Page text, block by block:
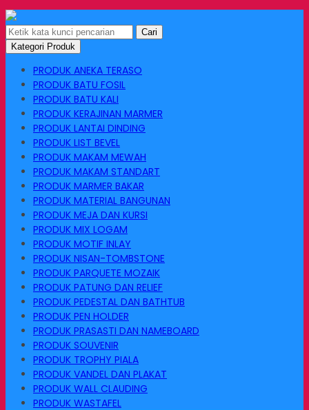
Cari
Kategori Produk
PRODUK ANEKA TERASO
PRODUK BATU FOSIL
PRODUK BATU KALI
PRODUK KERAJINAN MARMER
PRODUK LANTAI DINDING
PRODUK LIST BEVEL
PRODUK MAKAM MEWAH
PRODUK MAKAM STANDART
PRODUK MARMER BAKAR
PRODUK MATERIAL BANGUNAN
PRODUK MEJA DAN KURSI
PRODUK MIX LOGAM
PRODUK MOTIF INLAY
PRODUK NISAN-TOMBSTONE
PRODUK PARQUETE MOZAIK
PRODUK PATUNG DAN RELIEF
PRODUK PEDESTAL DAN BATHTUB
PRODUK PEN HOLDER
PRODUK PRASASTI DAN NAMEBOARD
PRODUK SOUVENIR
PRODUK TROPHY PIALA
PRODUK VANDEL DAN PLAKAT
PRODUK WALL CLAUDING
PRODUK WASTAFEL